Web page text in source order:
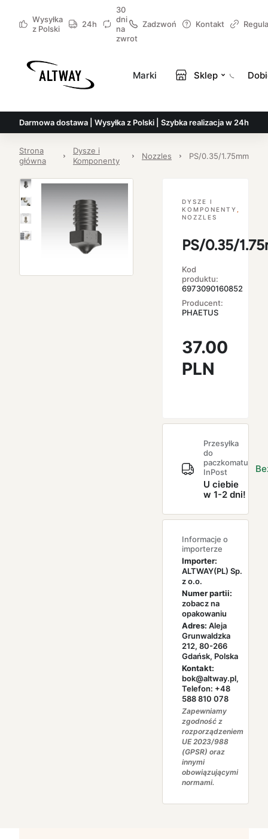
Wysyłka
z Polski
24h
30
dni
na
zwrot
Zadzwoń Kontakt
Marki Sklep
Darmowa dostawa | Wysyłka z Polski | Szybka realizacja w 24h
Strona
główna
Dysze i
Komponenty
Nozzles PS/0.35/1.75mm
DYSZE I
KOMPONENTY
NOZZLES
PS/0.35/
Kod
produktu:
6973090160852
Producent:
PHAETUS
37.00
PLN
Przesyłka
do
paczkomatu
InPost
U ciebie
w 1-2 dni!
Informacje o
importerze
Importer:
ALTWAY(PL) Sp.
z o.o.
Numer partii:
zobacz na
opakowaniu
Adres: Aleja
Grunwaldzka
212, 80-266
Gdańsk, Polska
Kontakt:
bok@altway.pl,
Telefon: +48
588 810 078
Zapewniamy
zgodność z
rozporządzeniem
UE 2023/988
(GPSR) oraz
innymi
obowiązującymi
normami.